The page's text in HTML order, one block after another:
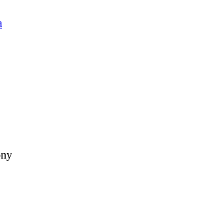
w nowej karcie